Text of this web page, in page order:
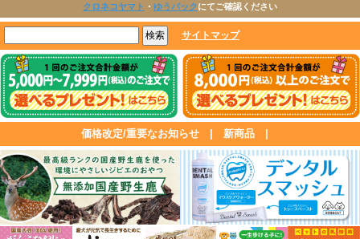
クロネコヤマト ・ ゆうパックにてご確認ください
サイトマップ
価格改定/重要なお知らせ 新商品